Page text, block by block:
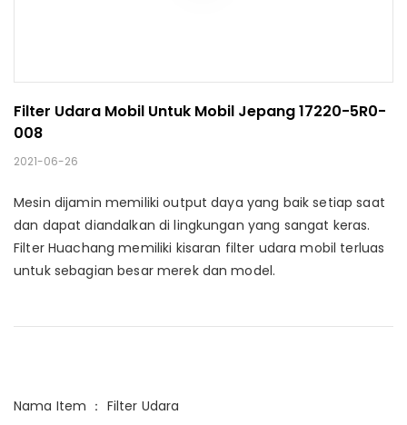
Filter Udara Mobil Untuk Mobil Jepang 17220-5R0-
008
2021-06-26
Mesin dijamin memiliki output daya yang baik setiap saat
dan dapat diandalkan di lingkungan yang sangat keras.
Filter Huachang memiliki kisaran filter udara mobil terluas
untuk sebagian besar merek dan model.
Nama Item ： Filter Udara